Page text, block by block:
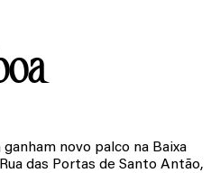
novo palco na Baixa
das Portas de Santo Antão,